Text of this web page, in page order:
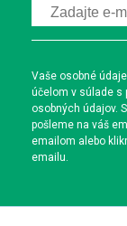
Vaše osobné
účelom v súlade s
osobných údajov.
pošleme na váš
emailom alebo
emailu.